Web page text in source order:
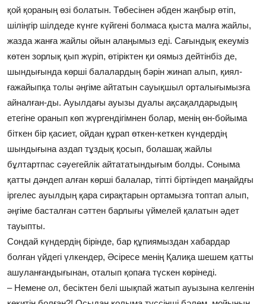
қой қораның өзі болатын. Төбесінен әбден жаңбыр өтіп,
шіліңгір шілдеде күнге күйгені болмаса қыста малға жайлы,
жазда жанға жайлы ойын алаңымыз еді. Сағындық екеуміз
көтен зорлық қып жүріп, өтіріктен қи оямыз дейтінбіз де,
шындығында көрші балалардың бәрін жинап алып, қиял-
ғажайыпқа толы әңгіме айтатын сауықшыл орталығымызға
айналған-ды. Ауылдағы ауызы дуалы ақсақалдарыдың
етегіне оранып көп жүргендігімнен болар, менің өн-бойыма
біткен бір қасиет, ойдан құрап өткен-кеткен күндердің
шындығына аздап тұздық қосып, болашақ жайлы
бұлтартпас сәуегейлік айтататындығым болды. Соныма
қатты дәндеп алған көрші балалар, тіпті біртіндеп маңайдғы
іргелес ауылдың қара сирақтарын ортамызға топтап алып,
әңгіме басталған сәттен барлығы үймелей қалатын әдет
тауыпты.
Сондай күндердің бірінде, бар құпиямыздан хабардар
болған үйдегі үлкендер, Әсіресе менің Қалиқа шешем қатты
ашуланғандығынан, оталып қопаға түскен көрінеді.
– Немене ол, бесіктен белі шықпай жатып ауызына келгенін